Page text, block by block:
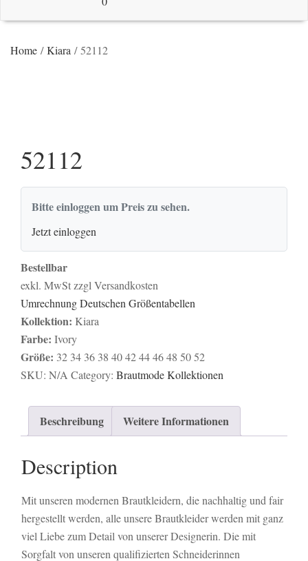
Home /Kiara / 52112
52112
Bitte einloggen um Preis zu sehen.
Jetzt einloggen
Bestellbar
exkl. MwSt zzgl Versandkosten
Umrechnung Deutschen Größentabellen
Kollektion: Kiara
Farbe: Ivory
Größe: 32 34 36 38 4042444648 5052
SKU: N/A Category: Brautmode Kollektionen
Beschreibung Weitere Informationen
Description
Mit unseren modernen Brautkleidern, die nachhaltig und fair
hergestellt werden, alle unsere Brautkleider werden mit ganz
viel Liebe zum Detail von unserer Designerin. Die mit
Sorgfalt von unseren qualifizierten Schneiderinnen